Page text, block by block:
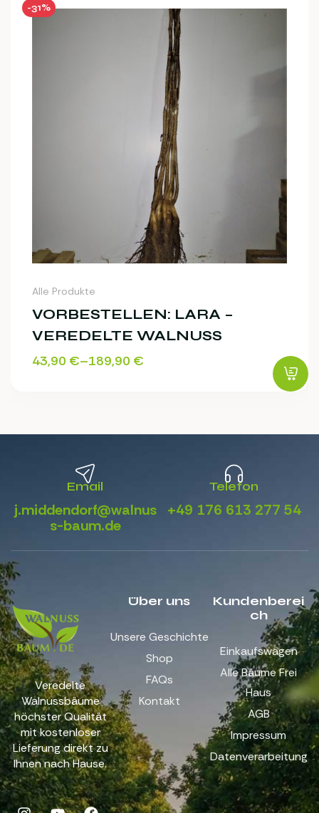
-31%
Alle Produkte
VORBESTELLEN: LARA –
VEREDELTE WALNUSS
43,90 €–189,90 €
Email
j.middendorf@walnus
s-baum.de
Telefon
+49 176 613 277 54
Über uns
Unsere Geschichte
Shop
FAQs
Kontakt
Kundenberei
ch
Einkaufswagen
Alle Bäume Frei
Haus
AGB
Impressum
Datenverarbeitung
Veredelte
Walnussbäume
höchster Qualität
mit kostenloser
Lieferung direkt zu
Ihnen nach Hause.